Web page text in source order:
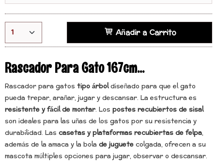
Añadir a Carrito
Rascador Para Gato 167cm...
Rascador para gatos tipo árboldiseñado para que el gato
pueda trepar, arañar, jugar y descansar. La estructura es
resistente y fácil de montar. Los postes recubiertos de sisal
son ideales para las uñas de los gatos por su resistencia y
durabilidad. Las casetas y plataformas recubiertas de felpa,
además de la amaca y la bola de juguetecolgada, ofrecen a su
mascota múltiples opciones para jugar, observar o descansar.